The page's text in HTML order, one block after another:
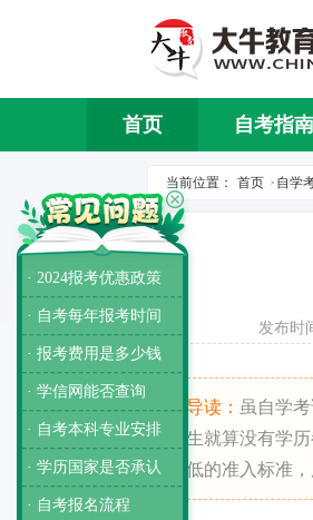
首页 自考指南
当前位置： 首页 > 自学
发布时
导读： 虽自学
生就算没有学
低的准入标准
· 2024报考优惠政策
· 自考每年报考时间
· 报考费用是多少钱
· 学信网能否查询
· 自考本科专业安排
· 学历国家是否承认
· 自考报名流程